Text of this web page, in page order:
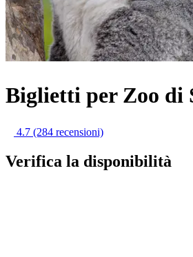
Biglietti per Zoo di
4.7 (284 recensioni)
Verifica la disponibilità